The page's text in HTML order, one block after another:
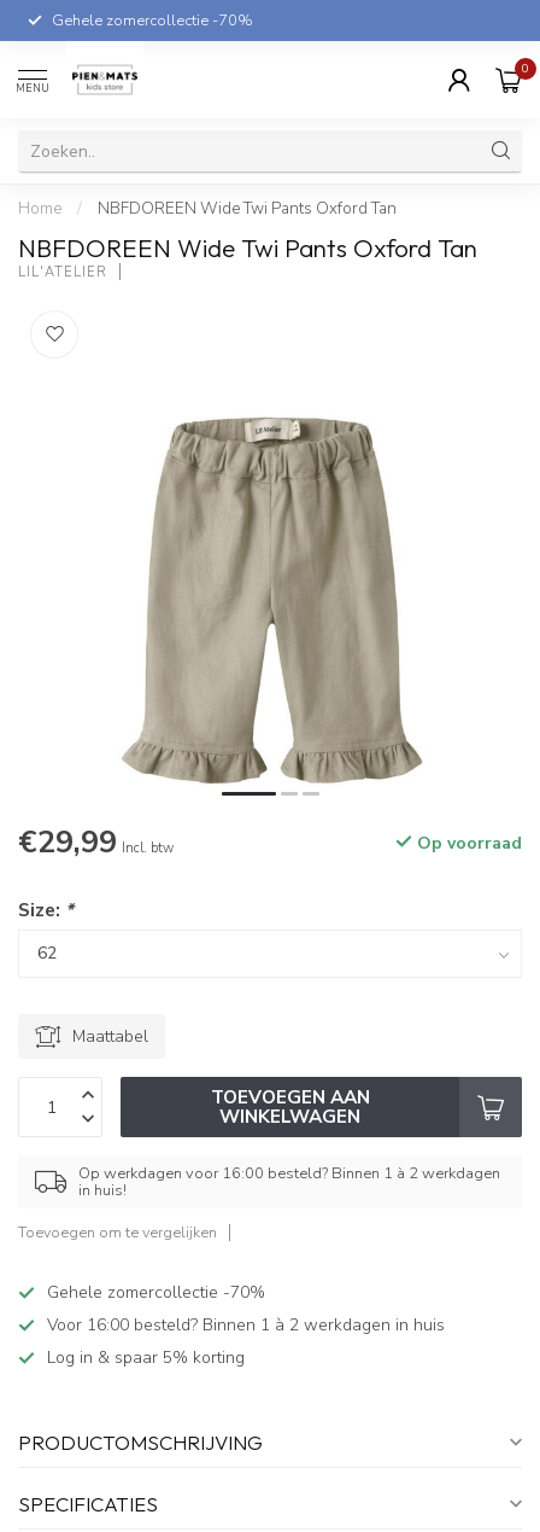
Gehele zomercollectie -70%
MENU
0
Home / NBFDOREEN Wide Twi Pants Oxford Tan
NBFDOREEN Wide Twi Pants Oxford Tan
LIL'ATELIER
€29,99 Incl. btw Op voorraad
Size: *
Maattabel
TOEVOEGEN AAN
WINKELWAGEN
Op werkdagen voor 16:00 besteld? Binnen 1 à 2 werkdagen
in huis!
Toevoegen om te vergelijken
Gehele zomercollectie -70%
Voor 16:00 besteld? Binnen 1 à 2 werkdagen in huis
Log in & spaar 5% korting
PRODUCTOMSCHRIJVING
SPECIFICATIES